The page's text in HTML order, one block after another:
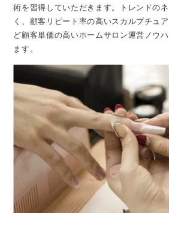
術を習得していただきます。トレンドの
く、顧客リピート率の高いスカルプチュ
ど顧客単価の高いホームサロン運営ノウ
ます。